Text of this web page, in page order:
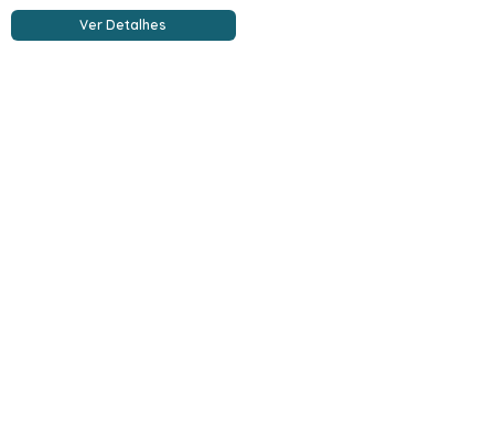
Ver Detalhes